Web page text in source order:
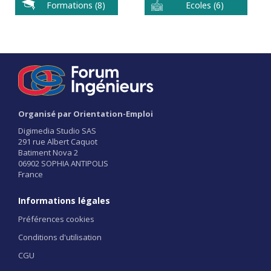
Formations (8) Ecoles (6)
Organisé par Orientation-Emploi
Digimedia Studio SAS
291 rue Albert Caquot
Batiment Nova 2
06902 SOPHIA ANTIPOLIS
France
Informations légales
Préférences cookies
Conditions d'utilisation
CGU